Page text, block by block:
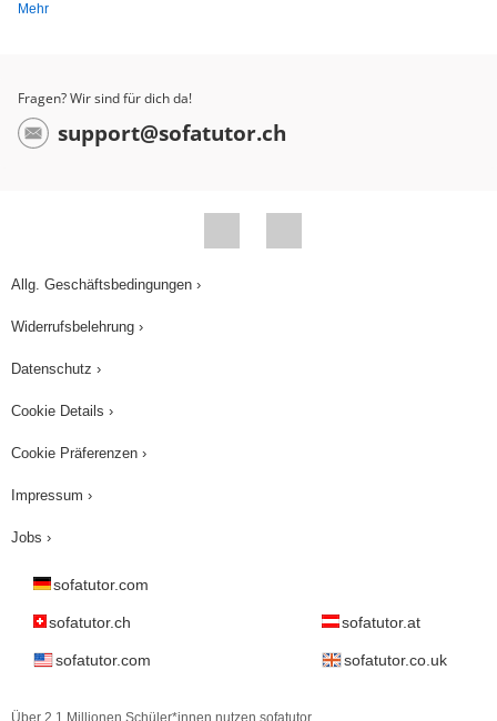
Mehr
Fragen? Wir sind für dich da!
support@sofatutor.ch
Allg. Geschäftsbedingungen ›
Widerrufsbelehrung ›
Datenschutz ›
Cookie Details ›
Cookie Präferenzen ›
Impressum ›
Jobs ›
sofatutor.com
sofatutor.ch sofatutor.at
sofatutor.com sofatutor.co.uk